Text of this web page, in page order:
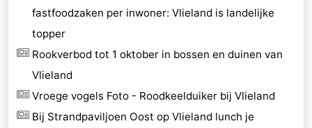
fastfoodzaken per inwoner: Vlieland is landelijke
topper
Rookverbod tot 1 oktober in bossen en duinen van
Vlieland
Vroege vogels Foto - Roodkeelduiker bij Vlieland
Bij Strandpaviljoen Oost op Vlieland lunch je